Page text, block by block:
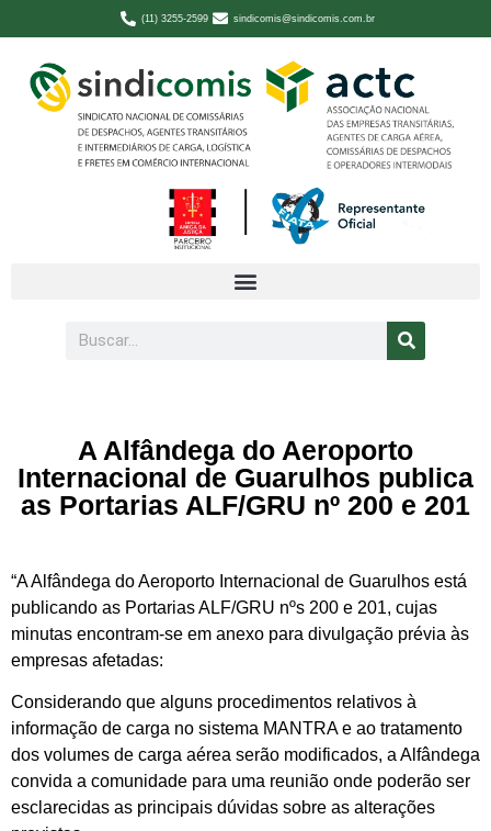
(11) 3255-2599 sindicomis@sindicomis.com.br
A Alfândega do Aeroporto
Internacional de Guarulhos publica
as Portarias ALF/GRU nº 200 e 201
“A Alfândega do Aeroporto Internacional de Guarulhos está
publicando as Portarias ALF/GRU nºs 200 e 201, cujas
minutas encontram-se em anexo para divulgação prévia às
empresas afetadas:
Considerando que alguns procedimentos relativos à
informação de carga no sistema MANTRA e ao tratamento
dos volumes de carga aérea serão modificados, a Alfândega
convida a comunidade para uma reunião onde poderão ser
esclarecidas as principais dúvidas sobre as alterações